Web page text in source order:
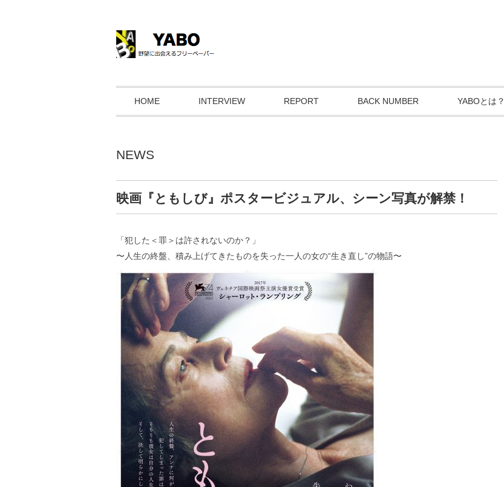
HOME INTERVIEW REPORT BACK NUMBER YABOとは？
NEWS
映画『ともしび』ポスタービジュアル、シーン写真が解禁！
「犯した＜罪＞は許されないのか？」
〜人生の終盤、積み上げてきたものを失った一人の女の“生き直し”の物語〜